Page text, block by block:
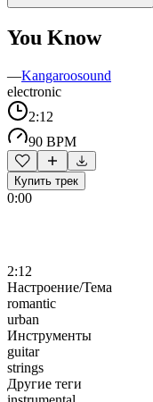
You Know
—Kangaroosound
electronic
2:12
90 BPM
Купить трек
0:00
2:12
Настроение/Тема
romantic
urban
Инструменты
guitar
strings
Другие теги